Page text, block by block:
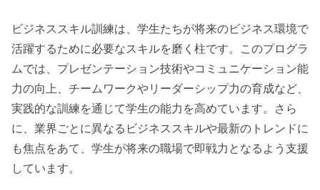
ビジネススキル訓練は、学生たちが将来のビジネス環境で
活躍するために必要なスキルを磨く柱です。このプログラ
ムでは、プレゼンテーション技術やコミュニケーション能
力の向上、チームワークやリーダーシップ力の育成など、
実践的な訓練を通じて学生の能力を高めています。さら
に、業界ごとに異なるビジネススキルや最新のトレンドに
も焦点をあて、学生が将来の職場で即戦力となるよう支援
しています。